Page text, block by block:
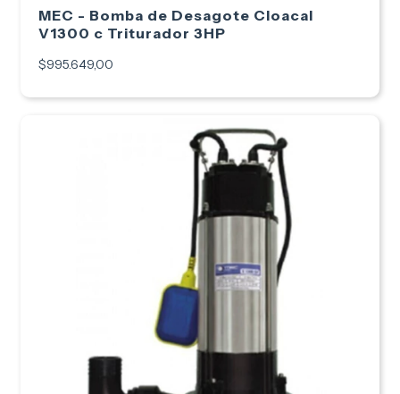
MEC - Bomba de Desagote Cloacal
V1300 c Triturador 3HP
$995.649,00